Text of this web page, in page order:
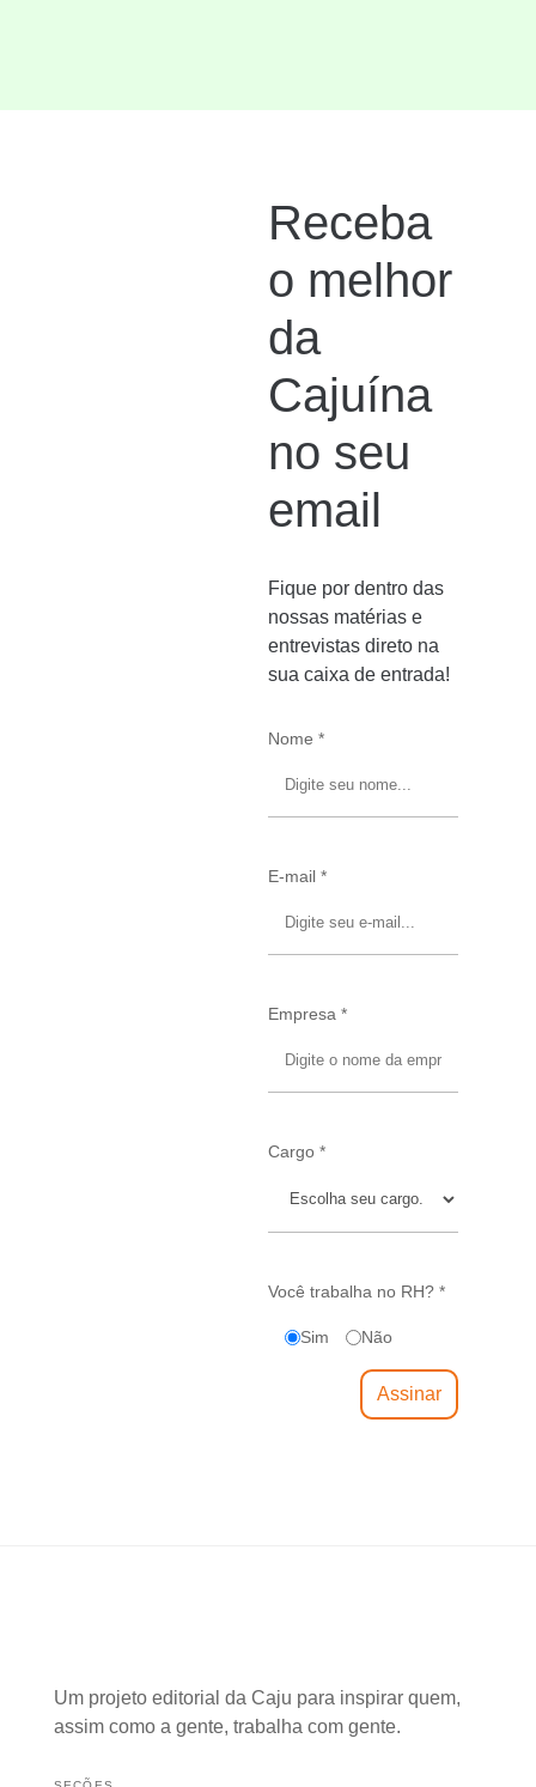
Receba
o melhor
da
Cajuína
no seu
email
Fique por dentro das
nossas matérias e
entrevistas direto na
sua caixa de entrada!
Nome *
E-mail *
Empresa *
Cargo *
Você trabalha no RH? *
Sim Não
Um projeto editorial da Caju para inspirar quem,
assim como a gente, trabalha com gente.